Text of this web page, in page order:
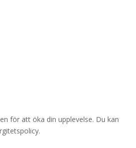
för att öka din upplevelse. Du kan